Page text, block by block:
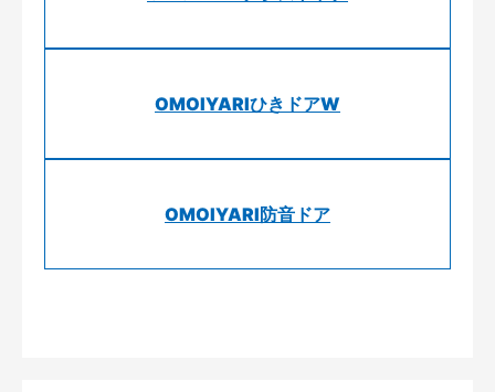
OMOIYARIひきドアW
OMOIYARI防音ドア